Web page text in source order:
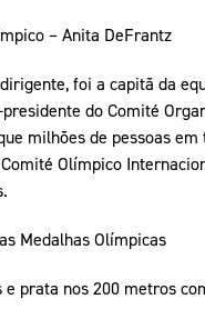
– Anita DeFrantz
foi a capitã da
do Comité
milhões de pessoas
Olímpico
Medalhas Olímpicas
e prata nos 200 metros